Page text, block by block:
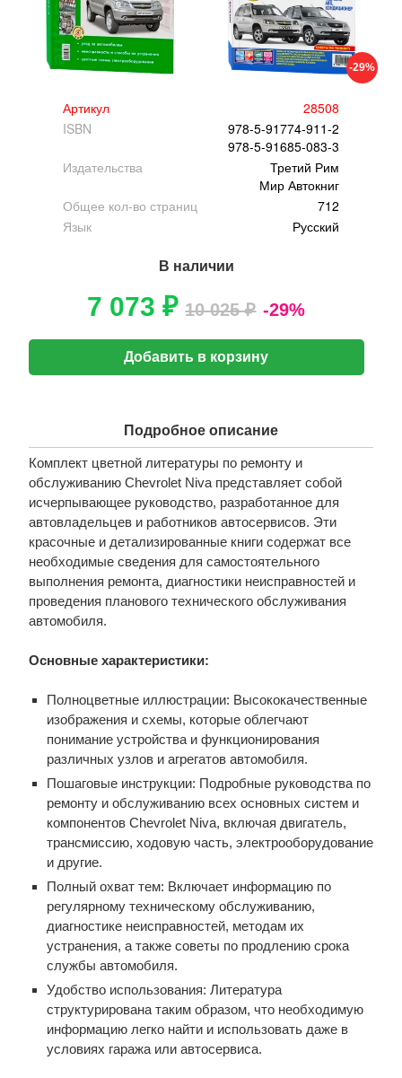
-29%
Артикул
28508
ISBN
978-5-91774-911-2
978-5-91685-083-3
Издательства
Третий Рим
Мир Автокниг
Общее кол-во страниц
712
Язык
Русский
В наличии
7 073 ₽10 025 ₽ -29%
Добавить в корзину
Подробное описание
Комплект цветной литературы по ремонту и
обслуживанию Chevrolet Niva представляет собой
исчерпывающее руководство, разработанное для
автовладельцев и работников автосервисов. Эти
красочные и детализированные книги содержат все
необходимые сведения для самостоятельного
выполнения ремонта, диагностики неисправностей и
проведения планового технического обслуживания
автомобиля.
Основные характеристики:
Полноцветные иллюстрации: Высококачественные
изображения и схемы, которые облегчают
понимание устройства и функционирования
различных узлов и агрегатов автомобиля.
Пошаговые инструкции: Подробные руководства по
ремонту и обслуживанию всех основных систем и
компонентов Chevrolet Niva, включая двигатель,
трансмиссию, ходовую часть, электрооборудование
и другие.
Полный охват тем: Включает информацию по
регулярному техническому обслуживанию,
диагностике неисправностей, методам их
устранения, а также советы по продлению срока
службы автомобиля.
Удобство использования: Литература
структурирована таким образом, что необходимую
информацию легко найти и использовать даже в
условиях гаража или автосервиса.